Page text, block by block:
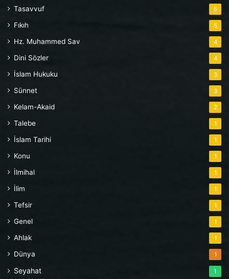
Tasavvuf 5
Fıkıh 5
Hz. Muhammed Sav 4
Dini Sözler 4
İslam Hukuku 3
Sünnet 3
Kelam-Akaid 2
Talebe 1
İslam Tarihi 1
Konu 1
İlmihal 1
İlim 1
Tefsir 1
Genel 1
Ahlak 1
Dünya 1
Seyahat 1